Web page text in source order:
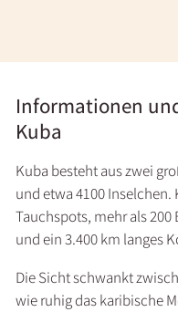
Informationen
Kuba
Kuba besteht aus zwei
und etwa 4100 Inselchen.
Tauchspots, mehr als
und ein 3.400 km langes
Die Sicht schwankt
wie ruhig das karibische